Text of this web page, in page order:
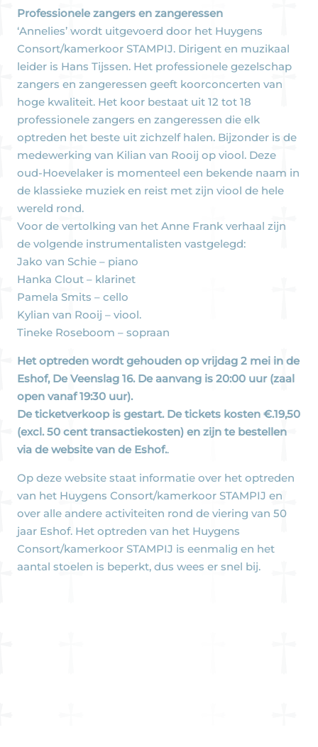
Professionele zangers en zangeressen
‘Annelies’ wordt uitgevoerd door het Huygens
Consort/kamerkoor STAMPIJ. Dirigent en muzikaal
leider is Hans Tijssen. Het professionele gezelschap
zangers en zangeressen geeft koorconcerten van
hoge kwaliteit. Het koor bestaat uit 12 tot 18
professionele zangers en zangeressen die elk
optreden het beste uit zichzelf halen. Bijzonder is de
medewerking van Kilian van Rooij op viool. Deze
oud-Hoevelaker is momenteel een bekende naam in
de klassieke muziek en reist met zijn viool de hele
wereld rond.
Voor de vertolking van het Anne Frank verhaal zijn
de volgende instrumentalisten vastgelegd:
Jako van Schie – piano
Hanka Clout – klarinet
Pamela Smits – cello
Kylian van Rooij – viool.
Tineke Roseboom – sopraan
Het optreden wordt gehouden op vrijdag 2 mei in de
Eshof, De Veenslag 16. De aanvang is 20:00 uur (zaal
open vanaf 19:30 uur).
De ticketverkoop is gestart. De tickets kosten €.19,50
(excl. 50 cent transactiekosten) en zijn te bestellen
via de website van de Eshof..
Op deze website staat informatie over het optreden
van het Huygens Consort/kamerkoor STAMPIJ en
over alle andere activiteiten rond de viering van 50
jaar Eshof. Het optreden van het Huygens
Consort/kamerkoor STAMPIJ is eenmalig en het
aantal stoelen is beperkt, dus wees er snel bij.